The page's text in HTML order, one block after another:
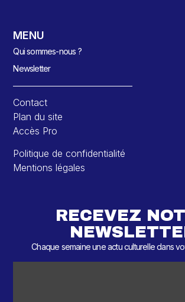
MENU
Qui sommes-nous ?
Newsletter
Contact
Plan du site
Accès Pro
Politique de confidentialité
Mentions légales
RECEVEZ
Chaque semaine une actu culturelle dans